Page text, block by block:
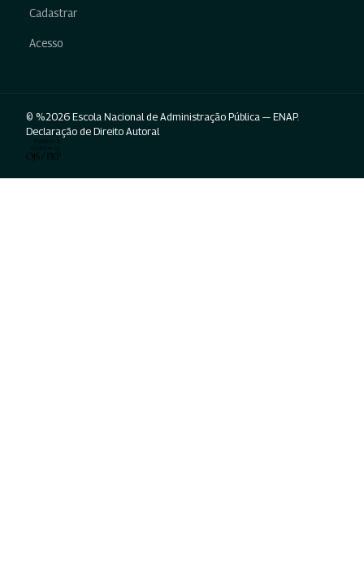
Cadastrar
Acesso
© %2026 Escola Nacional de Administração Pública — ENAP.
Declaração de Direito Autoral